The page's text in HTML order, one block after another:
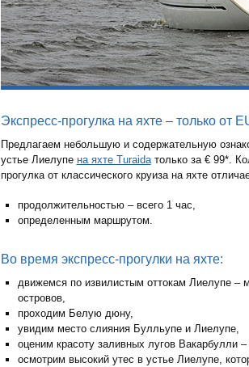
Экспресс-прогулка на яхте – только от
Предлагаем небольшую и содержательную
устье Лиелупе на яхте Turaidaтолько за € 99*.
прогулка от классического круиза на яхте
продолжительностью – всего 1 час,
определенным маршрутом.
Во время экспресс-прогулки на яхте:
движемся по извилистым оттокам Лиелупе –
островов,
проходим Белую дюну,
увидим место слияния Булльупе и Лиелупе,
оценим красоту заливных лугов Вакарбулли
осмотрим высокий утес в устье Лиелупе,